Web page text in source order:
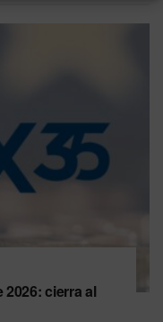
2026: cierra al